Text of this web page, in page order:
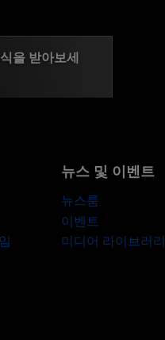
을 받아보세
뉴스 및 이벤트
뉴스룸
이벤트
미디어 라이브러리